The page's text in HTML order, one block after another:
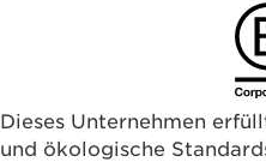
Dieses Unternehmen
und ökologische